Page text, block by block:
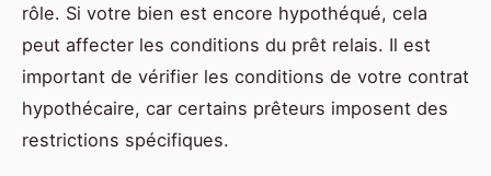
rôle. Si votre bien est encore hypothéqué, cela
peut affecter les conditions du prêt relais. Il est
important de vérifier les conditions de votre contrat
hypothécaire, car certains prêteurs imposent des
restrictions spécifiques.